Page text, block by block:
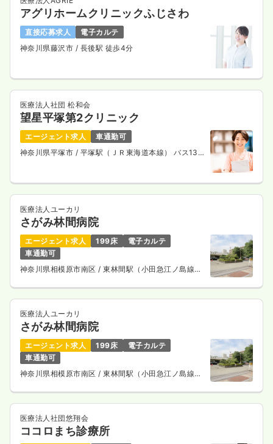
アグリホームクリニックふじさわ
直接応募求人
電子カルテ
神奈川県藤沢市 / 長後駅 徒歩4分
医療法人社団 松和会
望星平塚第2クリニック
エージェント求人
車通勤可
神奈川県平塚市 / 平塚駅（ＪＲ東海道本線） バス13
医療法人ユーカリ
さがみ林間病院
エージェント求人 199床
電子カルテ
車通勤可
神奈川県相模原市南区/ 東林間駅（小田急江ノ島線）
医療法人ユーカリ
さがみ林間病院
エージェント求人 199床
電子カルテ
車通勤可
神奈川県相模原市南区/ 東林間駅（小田急江ノ島線）
医療法人社団悠翔会
ココロまち診療所